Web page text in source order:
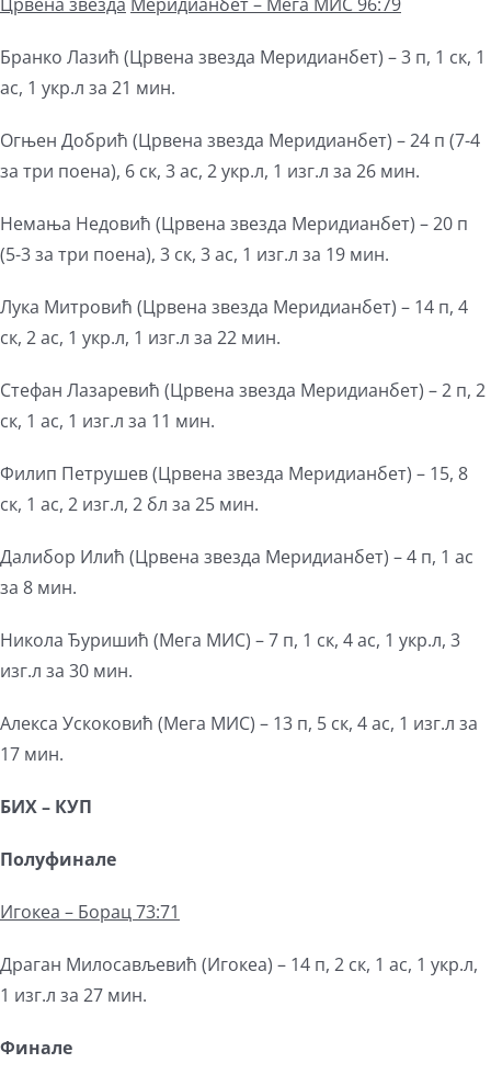
Бранко Лазић (Црвена звезда Меридианбет) – 3 п, 1 ск, 1
ас, 1 укр.л за 21 мин.
Огњен Добрић (Црвена звезда Меридианбет) – 24 п (7-4
за три поена), 6 ск, 3 ас, 2 укр.л, 1 изг.л за 26 мин.
Немања Недовић (Црвена звезда Меридианбет) – 20 п
(5-3 за три поена), 3 ск, 3 ас, 1 изг.л за 19 мин.
Лука Митровић (Црвена звезда Меридианбет) – 14 п, 4
ск, 2 ас, 1 укр.л, 1 изг.л за 22 мин.
Стефан Лазаревић (Црвена звезда Меридианбет) – 2 п, 2
ск, 1 ас, 1 изг.л за 11 мин.
Филип Петрушев (Црвена звезда Меридианбет) – 15, 8
ск, 1 ас, 2 изг.л, 2 бл за 25 мин.
Далибор Илић (Црвена звезда Меридианбет) – 4 п, 1 ас
за 8 мин.
Никола Ђуришић (Мега МИС) – 7 п, 1 ск, 4 ас, 1 укр.л, 3
изг.л за 30 мин.
Алекса Ускоковић (Мега МИС) – 13 п, 5 ск, 4 ас, 1 изг.л за
17 мин.
БИХ – КУП
Полуфинале
Игокеа – Борац 73:71
Драган Милосављевић (Игокеа) – 14 п, 2 ск, 1 ас, 1 укр.л,
1 изг.л за 27 мин.
Финале